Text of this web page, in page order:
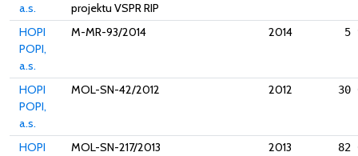
a.s.
projektu VSPR RIP
HOPI
POPI,
a.s.
M-MR-93/2014 2014 5
HOPI
POPI,
a.s.
MOL-SN-42/2012 2012 30
HOPI
MOL-SN-217/2013 2013 82